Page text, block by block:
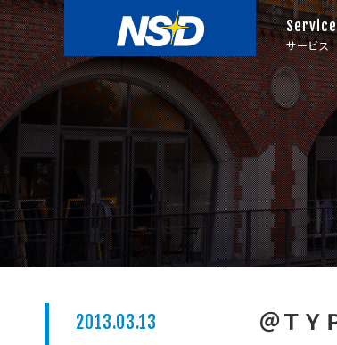
Service
サービス
2013.03.13 ＠ＴＹ